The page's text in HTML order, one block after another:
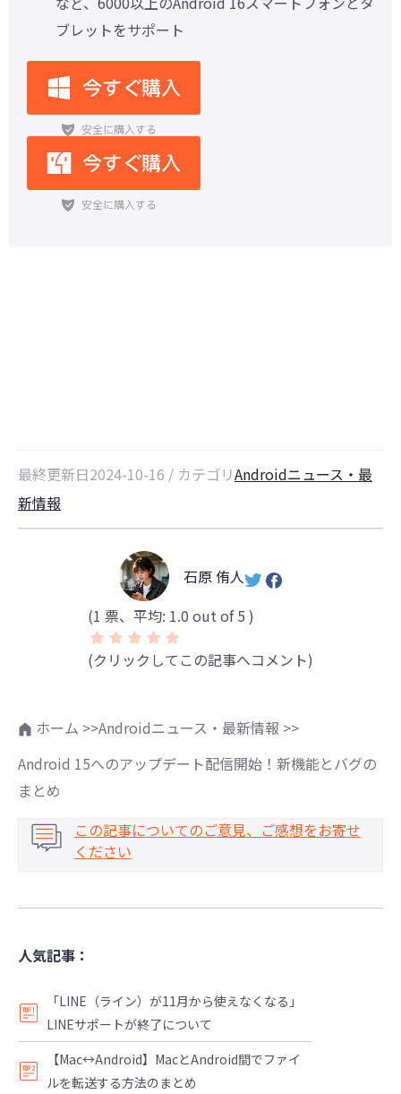
ブレットをサポート
最終更新日2024-10-16 / カテゴリAndroidニュース・最
新情報
石原 侑人
(1 票、平均: 1.0 out of 5 )
(クリックしてこの記事へコメント)
ホーム >>Androidニュース・最新情報 >>
Android 15へのアップデート配信開始！新機能とバグの
まとめ
この記事についてのご意見、ご感想をお寄せ
ください
人気記事：
「LINE（ライン）が11月から使えなくなる」
LINEサポートが終了について
【Mac↔Android】MacとAndroid間でファイ
ルを転送する方法のまとめ